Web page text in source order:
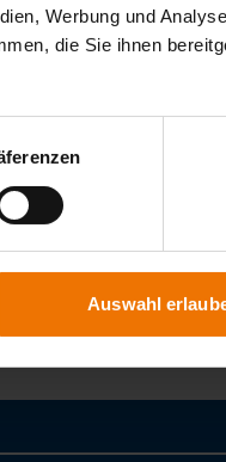
Werbung und
die Sie ihnen
Auswahl